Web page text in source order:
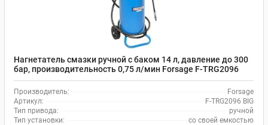
Нагнетатель смазки ручной с баком 14 л, давление до 300
бар, производительность 0,75 л/мин Forsage F-TRG2096
BIG
Производитель:
Forsage
Артикул:
F-TRG2096 BIG
Тип привода:
ручной
Тип установки:
со своей емкостью